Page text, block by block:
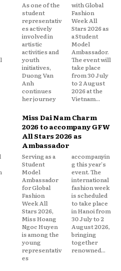
As one of the
student
representativ
es actively
involved in
artistic
activities and
youth
initiatives,
Duong Van
Anh
continues
her journey
with Global
Fashion
Week All
Stars 2026 as
a Student
Model
Ambassador.
The event will
take place
from 30 July
to 2 August
2026 at the
Vietnam...
Miss Dai Nam Charm
2026 to accompany GFW
All Stars 2026 as
Ambassador
Serving as a
Student
Model
Ambassador
for Global
Fashion
Week All
Stars 2026,
Miss Hoang
Ngoc Huyen
is among the
young
representativ
es
accompanyin
g this year's
event. The
international
fashion week
is scheduled
to take place
in Hanoi from
30 July to 2
August 2026,
bringing
together
renowned...